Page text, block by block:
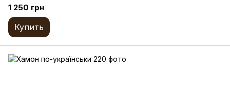
1 250 грн
Купить